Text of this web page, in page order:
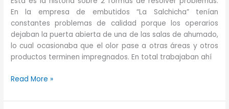
En la empresa de embutidos “La Salchicha” tenían
constantes problemas de calidad porque los operarios
dejaban la puerta abierta de una de las salas de ahumado,
lo cual ocasionaba que el olor pase a otras áreas y otros
productos terminen impregnados. En total trabajaban ahí
2
de
Read More »